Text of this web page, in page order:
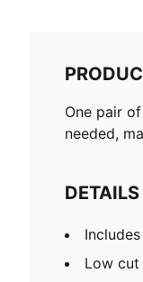
One pair
needed,
DETAILS
Low cut